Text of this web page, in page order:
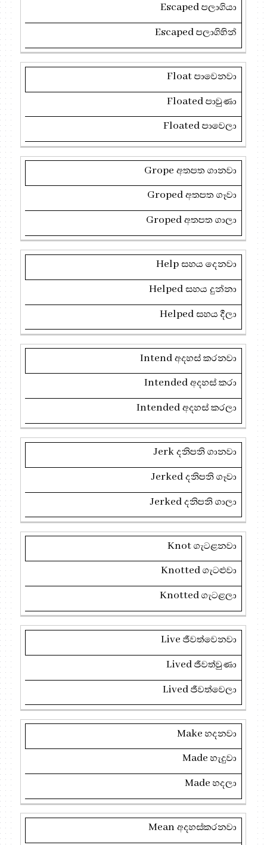
Escapedපලාගියා
Escapedපලාගිහින්
Floatපාවෙනවා
Floatedපාවුණා
Floatedපාවෙලා
Gropeඅතපත ගානවා
Gropedඅතපත ගෑවා
Gropedඅතපත ගාලා
Helpසහය දෙනවා
Helpedසහය දුන්නා
Helpedසහය දීලා
Intendඅදහස් කරනවා
Intendedඅදහස් කරා
Intendedඅදහස් කරලා
Jerkදනිපනි ගානවා
Jerkedදනිපනි ගෑවා
Jerkedදනිපනි ගාලා
Knotගැටළනවා
Knottedගැටළුවා
Knottedගැටළලා
Liveජීවත්වෙනවා
Livedජීවත්වුණා
Livedජීවත්වෙලා
Makeහදනවා
Madeහැදුවා
Madeහදලා
Meanඅදහස්කරනවා